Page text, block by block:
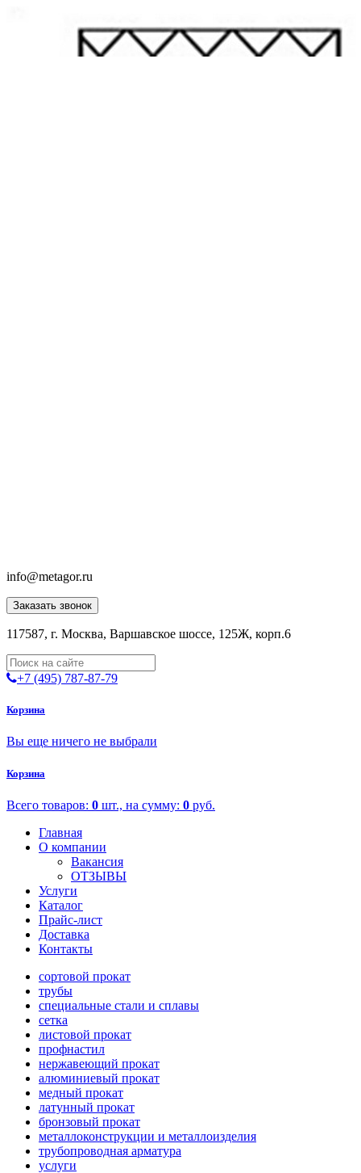
info@metagor.ru
Заказать звонок
117587, г. Москва, Варшавское шоссе, 125Ж, корп.6
+7 (495) 787-87-79
Корзина
Вы еще ничего не выбрали
Корзина
Всего товаров: 0 шт., на сумму: 0 руб.
Главная
О компании
Вакансия
ОТЗЫВЫ
Услуги
Каталог
Прайс-лист
Доставка
Контакты
сортовой прокат
трубы
специальные стали и сплавы
сетка
листовой прокат
профнастил
нержавеющий прокат
алюминиевый прокат
медный прокат
латунный прокат
бронзовый прокат
металлоконструкции и металлоизделия
трубопроводная арматура
услуги